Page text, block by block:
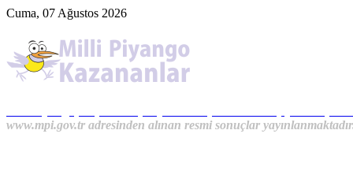
Cuma, 07 Ağustos 2026
www.mpi.gov.tr adresinden alınan resmi sonuçlar